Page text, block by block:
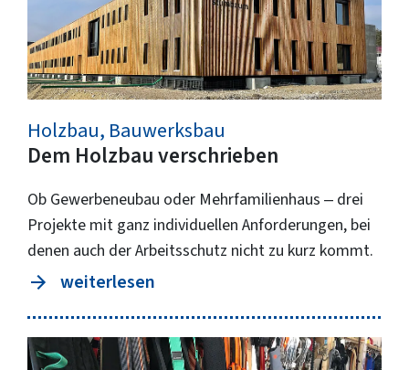
Holzbau, Bauwerksbau
Dem Holzbau verschrieben
Ob Gewerbeneubau oder Mehrfamilienhaus – drei
Projekte mit ganz individuellen Anforderungen, bei
denen auch der Arbeitsschutz nicht zu kurz kommt.
weiterlesen